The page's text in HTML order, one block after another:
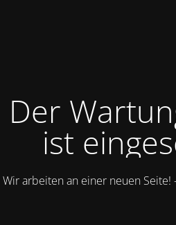
Der
ist
Wir arbeiten an einer neuen Seite!